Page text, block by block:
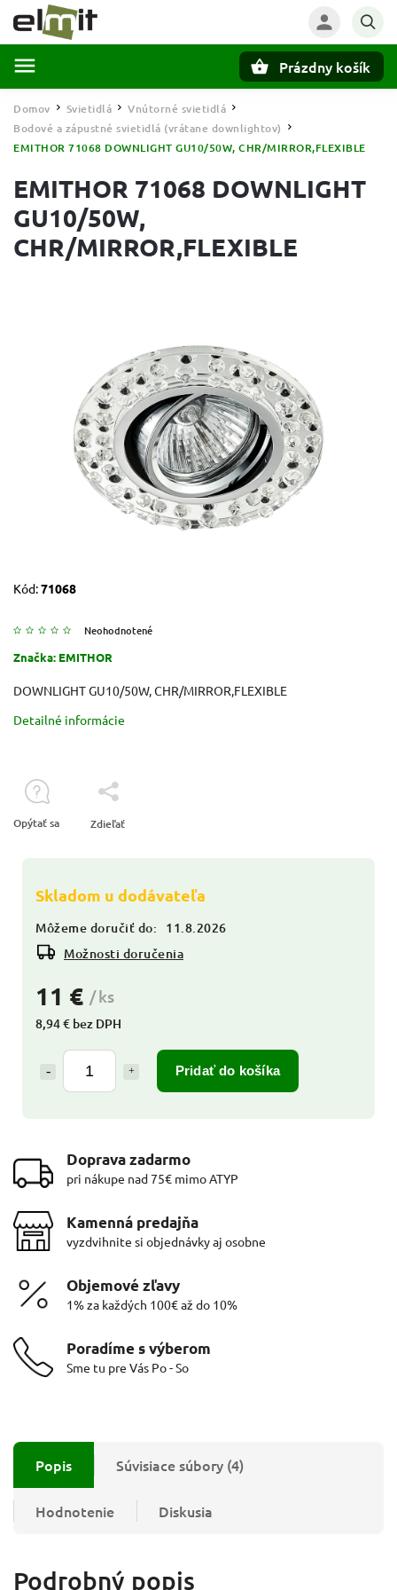
Prázdny košík
Domov / Svietidlá / Vnútorné svietidlá /
Bodové a zápustné svietidlá (vrátane downlightov) /
EMITHOR 71068 DOWNLIGHT GU10/50W, CHR/MIRROR,FLEXIBLE
EMITHOR 71068 DOWNLIGHT
GU10/50W,
CHR/MIRROR,FLEXIBLE
Kód:71068
Neohodnotené
Značka: EMITHOR
11 € / ks
8,94 € bez DPH
Pridať do košíka
Skladom u dodávateľa
Môžeme doručiť do:
11.8.2026
Možnosti doručenia
DOWNLIGHT GU10/50W, CHR/MIRROR,FLEXIBLE
Detailné informácie
Opýtať sa Zdieľať
Doprava zadarmo
pri nákupe nad 75€ mimo ATYP
Kamenná predajňa
vyzdvihnite si objednávky aj osobne
Objemové zľavy
1% za každých 100€ až do 10%
Poradíme s výberom
Sme tu pre Vás Po - So
Popis Súvisiace súbory (4)
Hodnotenie Diskusia
Podrobný popis